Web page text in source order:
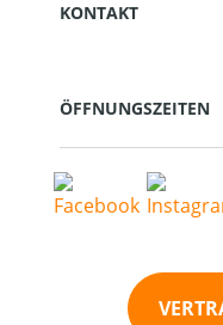
KONTAKT
ÖFFNUNGSZEITEN